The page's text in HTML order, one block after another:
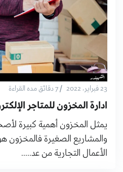
23 فبراير، 2022 /7 دقائق مده القراءة
ادارة المخزون للمتاجر
يمثل المخزون أهمية كبيرة
والمشاريع الصغيرة فالمخزون
الأعمال التجارية من عد.....